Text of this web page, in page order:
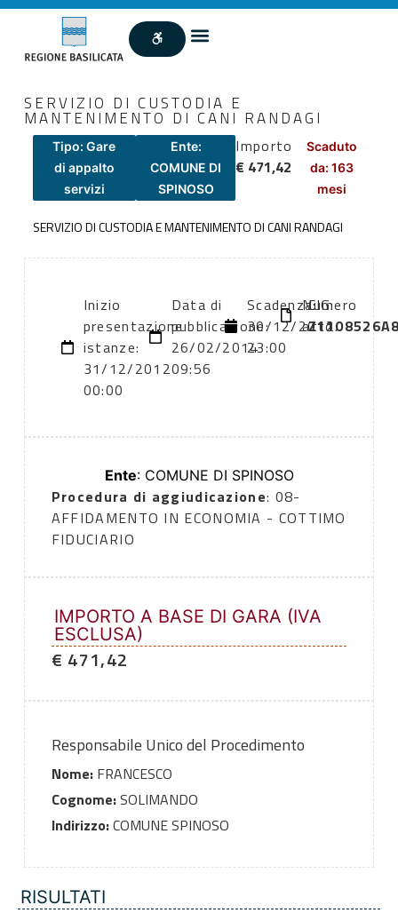
SERVIZIO DI CUSTODIA E
MANTENIMENTO DI CANI RANDAGI
Tipo: Gare
di appalto
servizi
Ente:
COMUNE DI
SPINOSO
Importo
€ 471,42
Scaduto
da: 163
mesi
SERVIZIO DI CUSTODIA E MANTENIMENTO DI CANI RANDAGI
Inizio
presentazione
istanze:
31/12/2012
00:00
Data di
pubblicazione:
26/02/2014
09:56
Scadenza:
30/12/2012
23:00
Numero
atto:
CIG:
Ente: COMUNE DI SPINOSO
Procedura di aggiudicazione: 08-
AFFIDAMENTO IN ECONOMIA - COTTIMO
FIDUCIARIO
IMPORTO A BASE DI GARA (IVA
ESCLUSA)
€ 471,42
Responsabile Unico del Procedimento
Nome:FRANCESCO
Cognome:SOLIMANDO
Indirizzo:COMUNE SPINOSO
RISULTATI